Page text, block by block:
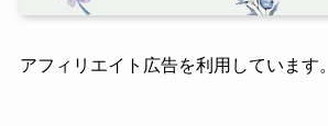
アフィリエイト広告を利用しています。